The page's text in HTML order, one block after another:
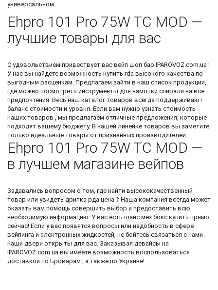
универсальном.
Ehpro 101 Pro 75W TC MOD —
лучшие товары для вас
С удовольствием привествует вас вейп шоп бар IPAROVOZ.com.ua !
У нас вы найдете возможность купить rda высокого качества по
выгодным расценкам. Предлагаем зайти в наш список продукции,
где можно посмотреть инструменты для намотки спирали на все
предпочтения. Весь наш каталог товаров всегда поддерживают
баланс стоимости и уровня. Если вам нужно узнать стоимость
наших товаров , мы предлагаем отличные предложения, которые
подходят вашему бюджету. В нашей линейке товаров вы заметите
только идеальные товары от признанных производителей.
Ehpro 101 Pro 75W TC MOD —
в лучшем магазине вейпов
Задавались вопросом о том, где найти высококачественный
товар или увидеть дрипка рда цена ? Наша компания всегда может
оказать вам помощь совершить выбор и предоставить всю
необходимую информацию. У вас есть шанс мех бокс купить прямо
сейчас! Если у вас появятся вопросы или надобность в сфере
вейпинга и электронных жидкостей, не бойтесь связаться с нами -
наши двери открыты для вас. Заказывая девайсы на
IPAROVOZ.com.ua вы имеете возможность воспользоваться
доставкой по Броварам , а также по Украине!